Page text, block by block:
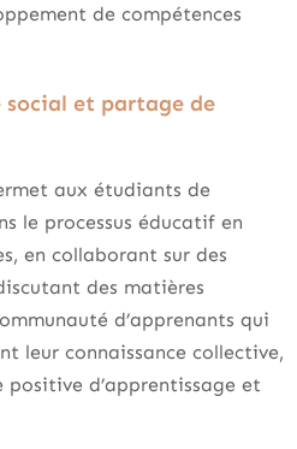
de compétences
social et partage de
aux étudiants de
le processus éducatif en
en collaborant sur des
des matières
d’apprenants qui
leur connaissance collective,
d’apprentissage et